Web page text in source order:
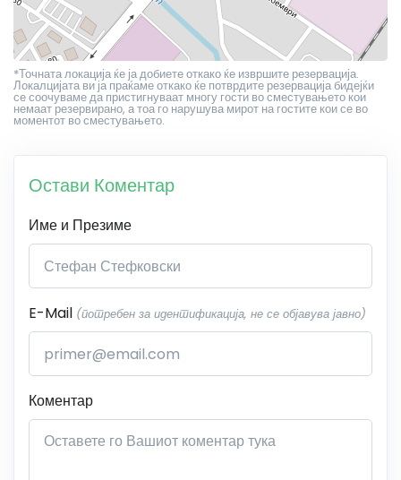
*Точната локација ќе ја добиете откако ќе извршите резервација.
Локалцијата ви ја праќаме откако ќе потврдите резервација бидејќи
се соочуваме да пристигнуваат многу гости во сместувањето кои
немаат резервирано, а тоа го нарушува мирот на гостите кои се во
моментот во сместувањето.
Остави Коментар
Име и Презиме
E-Mail (потребен за идентификација, не се објавува јавно)
Коментар